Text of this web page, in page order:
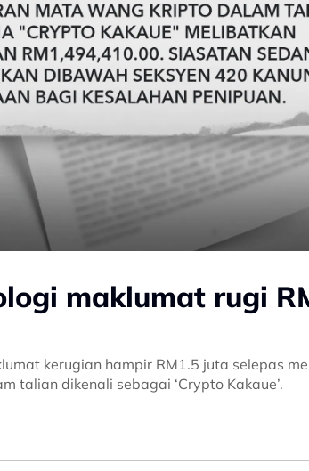
maklumat rugi
kerugian hampir RM1.5 juta selepas
talian dikenali sebagai ‘Crypto Kakaue’.